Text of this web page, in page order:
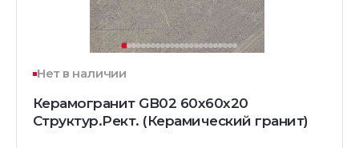
Нет в наличии
Керамогранит GB02 60x60x20
Структур.Рект. (Керамический гранит)